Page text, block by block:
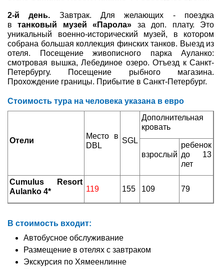
2-й день. Завтрак. Для желающих - поездка
втанковый музей «Парола» за доп. плату. Это
уникальный военно-исторический музей, в котором
собрана большая коллекция финских танков. Выезд из
отеля. Посещение живописного парка Ауланко:
смотровая вышка, Лебединое озеро. Отъезд к Санкт-
Петербургу. Посещение рыбного магазина.
Прохождение границы. Прибытие в Санкт-Петербург.
Стоимость тура на человека указана в евро
Отели
Место в
DBL
SGL
Дополнительная
кровать
взрослый
ребенок
до 13
лет
Cumulus Resort
Aulanko 4*
119 155 109 79
В стоимость входит:
Автобусное обслуживание
Размещение в отелях с завтраком
Экскурсия по Хямеенлинне